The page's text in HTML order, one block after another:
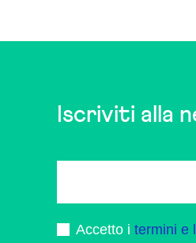
Iscriviti alla
Accetto i termini e